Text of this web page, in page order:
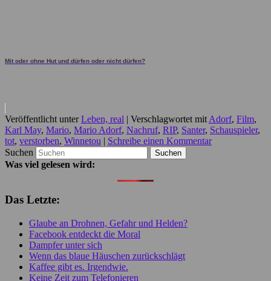
Mit oder ohne Hut und dürfen oder nicht dürfen?
Veröffentlicht unter Leben, real | Verschlagwortet mit Adorf, Film,
Karl May, Mario, Mario Adorf, Nachruf, RIP, Santer, Schauspieler,
tot, verstorben, Winnetou | Schreibe einen Kommentar
Suchen
Was viel gelesen wird:
Das Letzte:
Glaube an Drohnen, Gefahr und Helden?
Facebook entdeckt die Moral
Dampfer unter sich
Wenn das blaue Häuschen zurückschlägt
Kaffee gibt es. Irgendwie.
Keine Zeit zum Telefonieren